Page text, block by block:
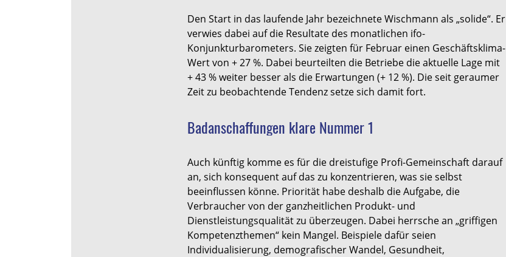
Den Start in das laufende Jahr bezeichnete Wischmann als „solide“. Er
verwies dabei auf die Resultate des monatlichen ifo-
Konjunkturbarometers. Sie zeigten für Februar einen Geschäftsklima-
Wert von + 27 %. Dabei beurteilten die Betriebe die aktuelle Lage mit
+ 43 % weiter besser als die Erwartungen (+ 12 %). Die seit geraumer
Zeit zu beobachtende Tendenz setze sich damit fort.
Badanschaffungen klare Nummer 1
Auch künftig komme es für die dreistufige Profi-Gemeinschaft darauf
an, sich konsequent auf das zu konzentrieren, was sie selbst
beeinflussen könne. Priorität habe deshalb die Aufgabe, die
Verbraucher von der ganzheitlichen Produkt- und
Dienstleistungsqualität zu überzeugen. Dabei herrsche an „griffigen
Kompetenzthemen“ kein Mangel. Beispiele dafür seien
Individualisierung, demografischer Wandel, Gesundheit,